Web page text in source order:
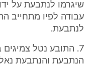
שיגרמו לנתבעת על
עבודה לפיו מתחייב
לנתבעת.
7. התובע נטל
הנתבעת והנתבעת